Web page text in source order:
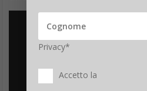
Privacy*
Accetto la